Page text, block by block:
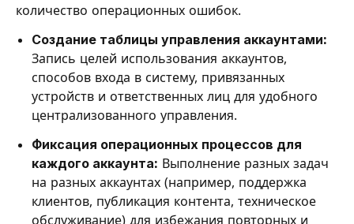
количество операционных ошибок.
Создание таблицы управления аккаунтами:
Запись целей использования аккаунтов,
способов входа в систему, привязанных
устройств и ответственных лиц для удобного
централизованного управления.
Фиксация операционных процессов для
каждого аккаунта: Выполнение разных задач
на разных аккаунтах (например, поддержка
клиентов, публикация контента, техническое
обслуживание) для избежания повторных и